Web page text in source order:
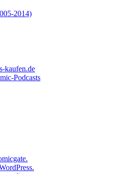
2014)
kaufen.de
Podcasts